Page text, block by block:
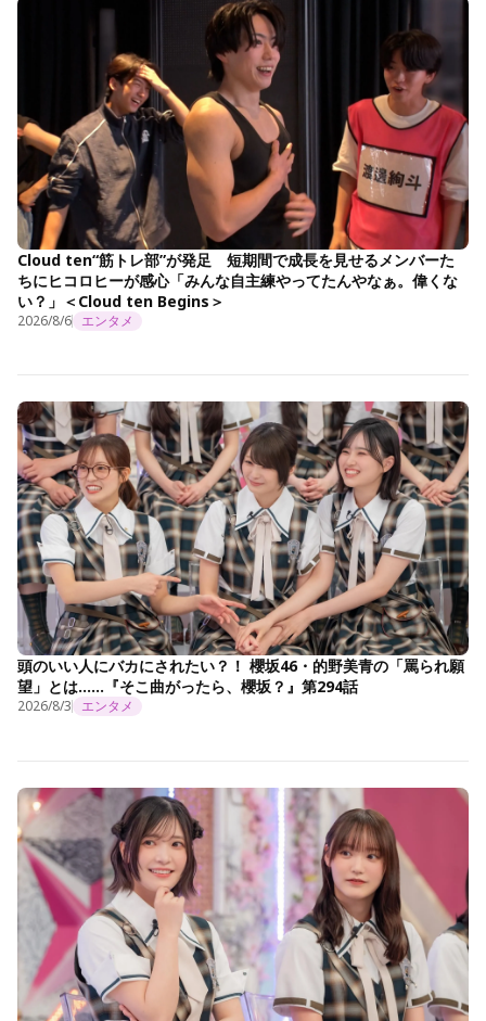
Cloud ten“筋トレ部”が発足 短期間で成長を見せるメンバーた
ちにヒコロヒーが感心「みんな自主練やってたんやなぁ。偉くな
い？」＜Cloud ten Begins＞
2026/8/6 エンタメ
頭のいい人にバカにされたい？！ 櫻坂46・的野美青の「罵られ願
望」とは……『そこ曲がったら、櫻坂？』第294話
2026/8/3 エンタメ